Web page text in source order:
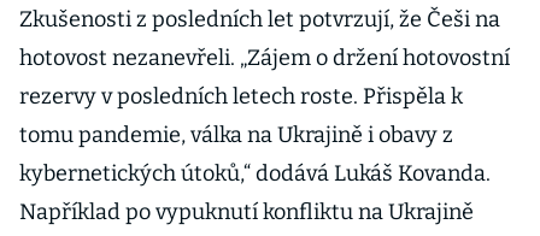
Zkušenosti z posledních let potvrzují, že Češi na
hotovost nezanevřeli. „Zájem o držení hotovostní
rezervy v posledních letech roste. Přispěla k
tomu pandemie, válka na Ukrajině i obavy z
kybernetických útoků,“ dodává Lukáš Kovanda.
Například po vypuknutí konfliktu na Ukrajině